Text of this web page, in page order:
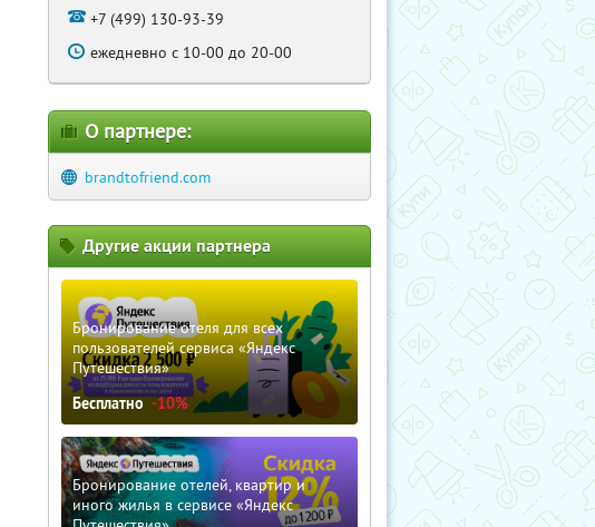
+7 (499) 130-93-39
ежедневно с 10-00 до 20-00
О партнере:
brandtofriend.com
Другие акции партнера
Бронирование отеля для всех
пользователей сервиса «Яндекс
Путешествия»
Бесплатно -10%
Бронирование отелей, квартир и
иного жилья в сервисе «Яндекс